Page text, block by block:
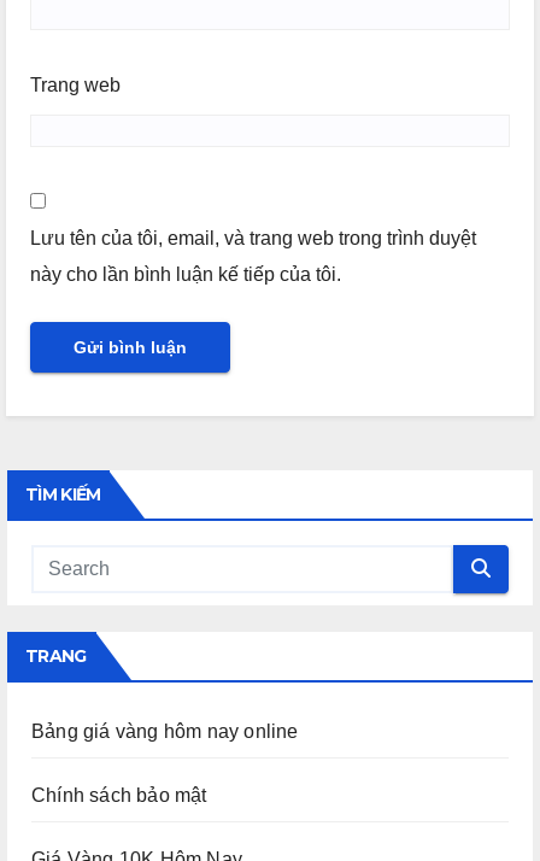
Trang web
Lưu tên của tôi, email, và trang web trong trình duyệt
này cho lần bình luận kế tiếp của tôi.
TÌM KIẾM
TRANG
Bảng giá vàng hôm nay online
Chính sách bảo mật